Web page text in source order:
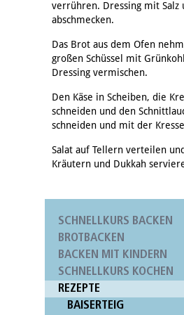
SCHNELLKURS BACKEN
BROTBACKEN
BACKEN MIT KINDERN
SCHNELLKURS KOCHEN
REZEPTE
BAISERTEIG
verrühren. Dressing mit Salz
abschmecken.
Das Brot aus dem Ofen
großen Schüssel mit
Dressing vermischen.
Den Käse in Scheiben, die
schneiden und den
schneiden und mit der
Salat auf Tellern verteilen
Kräutern und Dukkah